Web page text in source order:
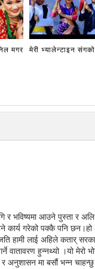
मगर मेरी भ्यालेन्टाइन
र भविष्यमा आउने पुस्ता र अलि
कार्य गरेको पक्कै पनि
हामी लाई अहिले कतार्
वातावरण हुन्नथ्यो ।यो
मा बसौं भन्न